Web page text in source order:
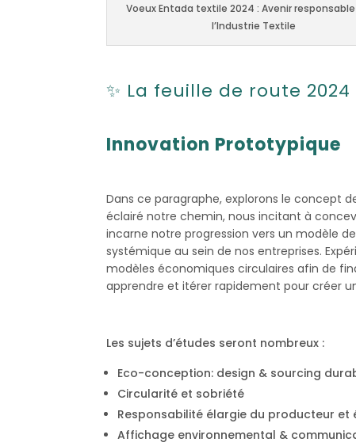
Voeux Entada textile 2024 : Avenir
l’Industrie Textile
✨ La feuille de route
Innovation Prototypique
Dans ce paragraphe, explorons le concept
éclairé notre chemin, nous incitant à
incarne notre progression vers un modèle
systémique au sein de nos entreprises.
modèles économiques circulaires afin de
apprendre et itérer rapidement pour créer
Les sujets d’études seront nombreux :
Eco-conception: design & sourcing
Circularité et sobriété
Responsabilité élargie du producteur
Affichage environnemental &